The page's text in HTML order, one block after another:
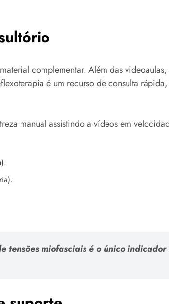
complementar. Além das
é um recurso de consulta
manual assistindo a vídeos em
miofasciais é o único